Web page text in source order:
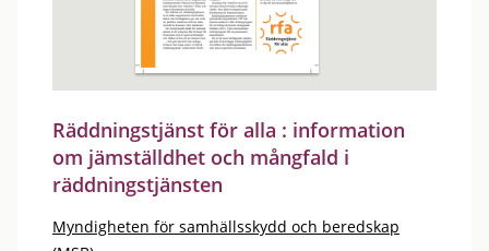
Räddningstjänst för alla : information
om jämställdhet och mångfald i
räddningstjänsten
Myndigheten för samhällsskydd och beredskap